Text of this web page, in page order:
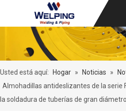
Usted está aquí: Hogar » Noticias »
Almohadillas antideslizantes de la serie
la soldadura de tuberías de gran diámetro